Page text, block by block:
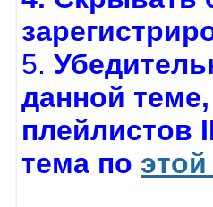
5.
данной
плейлистов
тема по